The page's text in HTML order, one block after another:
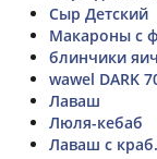
Сыр Детский
Макароны с
блинчики
wawel DARK
Лаваш
Люля-кебаб
Лаваш с